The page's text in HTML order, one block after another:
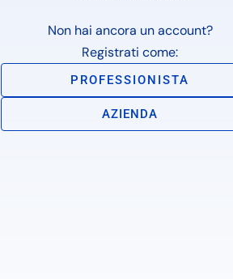
Non hai ancora un account?
Registrati come:
PROFESSIONISTA
AZIENDA